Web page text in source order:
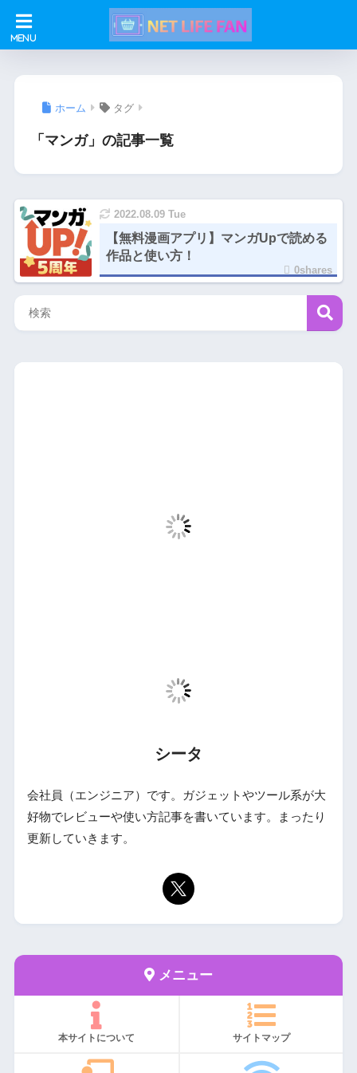
ホーム タグ
「マンガ」の記事一覧
2022.08.09 Tue
【無料漫画アプリ】マンガUpで読める
作品と使い方！
0shares
シータ
会社員（エンジニア）です。ガジェットやツール系が大
好物でレビューや使い方記事を書いています。まったり
更新していきます。
メニュー
本サイトについて サイトマップ